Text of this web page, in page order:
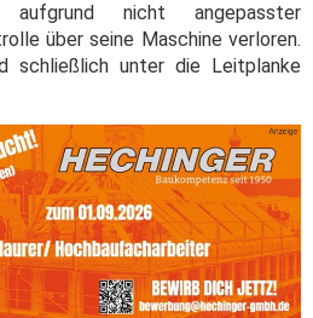
nicht angepasster
über seine Maschine verloren.
schließlich unter die Leitplanke